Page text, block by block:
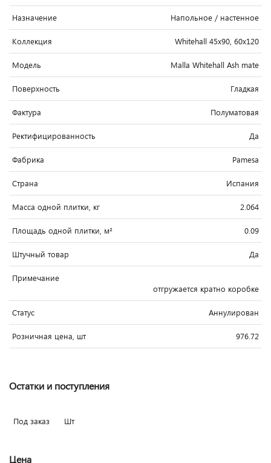
Назначение Напольное / настенное
Коллекция Whitehall 45x90, 60x120
Модель Malla Whitehall Ash mate
Поверхность Гладкая
Фактура Полуматовая
Ректифицированность Да
Фабрика Pamesa
Страна Испания
Масса одной плитки, кг 2.064
Площадь одной плитки, м² 0.09
Штучный товар Да
Примечание
отгружается кратно коробке
Статус Аннулирован
Розничная цена, шт 976.72
Остатки и поступления
Под заказ Шт
Цена